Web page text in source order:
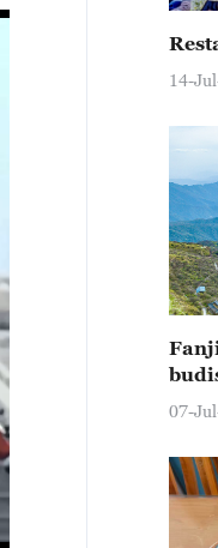
14-
07-